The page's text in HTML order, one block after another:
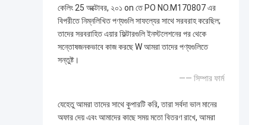
কেলিং 25 অক্টোবর, ২০১ on তে PO NO.M170807 এর
বিপরীতে নিম্নলিখিত পণ্যগুলি সাফল্যের সাথে সরবরাহ করেছিল;
তাদের সরবরাহিত এয়ার ফিল্টারগুলি ইনস্টলেশনের পর থেকে
সন্তোষজনকভাবে কাজ করছে W আমরা তাদের পণ্যগুলিতে
সন্তুষ্ট।
—— সিম্পার ফার্ম
যেহেতু আমরা তাদের সাথে কুপারটি করি, তারা সর্বদা ভাল মানের
অফার দেয় এবং আমাদের কাছে সময় মতো বিতরণ রাখে, আমরা